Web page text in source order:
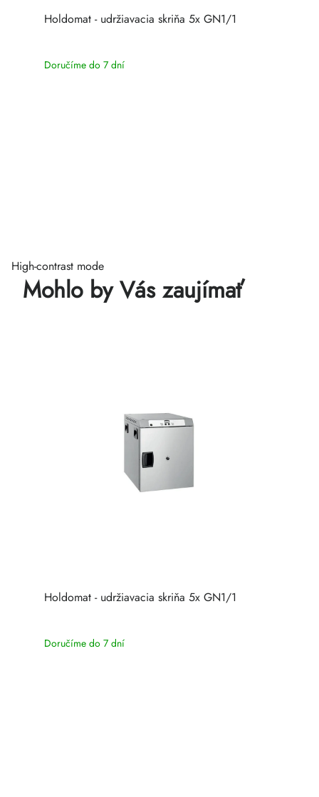
Holdomat - udržiavacia skriňa 5x GN1/1
Doručíme do 7 dní
High-contrast mode
Mohlo by Vás zaujímať
Holdomat - udržiavacia skriňa 5x GN1/1
Doručíme do 7 dní